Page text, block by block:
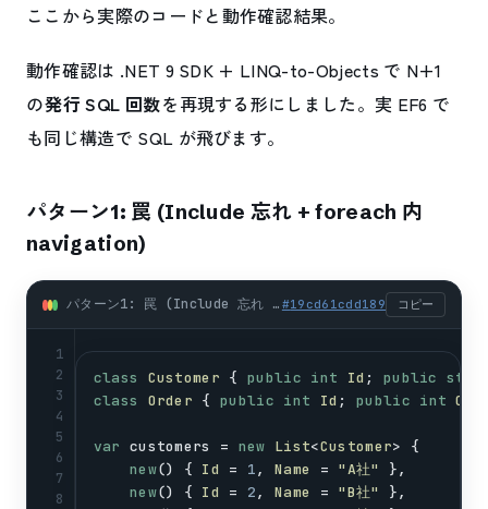
ここから実際のコードと動作確認結果。
動作確認は .NET 9 SDK + LINQ-to-Objects で N+1
の発行 SQL 回数を再現する形にしました。実 EF6 で
も同じ構造で SQL が飛びます。
パターン1: 罠 (Include 忘れ + foreach 内
navigation)
パターン1: 罠 (Include 忘れ + foreach 内 navigation) (csharp) #19cd61cdd189 コピー
1
2
3
4
5
6
7
8
class Customer { public int Id ; public
class
Order { public int Id ; public int
var customers = new List<Customer> {
new() { Id = 1, Name = "A社"
},
new() { Id = 2, Name = "B社"
},